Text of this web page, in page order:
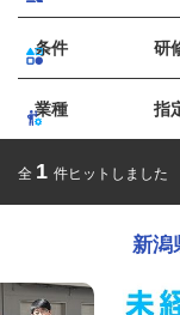
条件 研
業種 指
全 1 件ヒットしました
新潟